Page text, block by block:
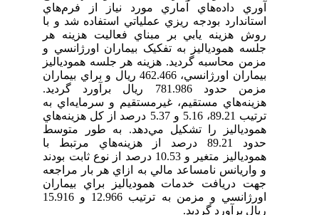
آوري داده‌هاي آماري مورد نياز از فرم‌هاي
استاندارد بودجه ريزي عملياتي استفاده شد و با
روش هزينه يابي بر مبناي فعاليت هزينه هر
جلسه همودياليز به تفکيک بيماران اورژانسي و
مزمن محاسبه گرديد. هزينه هر جلسه همودياليز
بيماران اورژانسي، 462.466 ريال و براي بيماران
مزمن حدود 781.986 ريال برآورد گرديد.
هزينه‌هاي مستقيم، غيرمستقيم و سرمايه‌اي به
ترتيب 89.21، 5.16 و 5.37 درصد از کل هزينه‌هاي
همودياليز را تشکيل مي‌دهد. به طور متوسط
حدود 89.21 درصد از هزينه‌هاي مرتبط با
همودياليز متغير و 10.53 درصد از نوع ثابت بودند
و واريانس نامساعد مالي به ازاي هر بار مراجعه
جهت دريافت خدمات همودياليز براي بيماران
اورژانسي و مزمن به ترتيب 12.966 و 15.916
ريال برآورد گرديد.